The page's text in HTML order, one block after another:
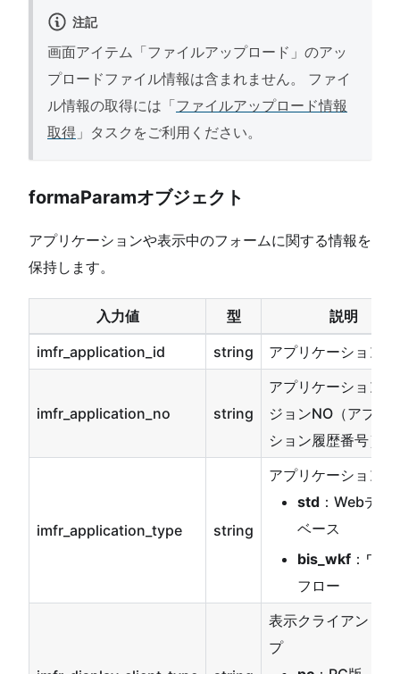
注記
画面アイテム「ファイルアップロード」のアッ
プロードファイル情報は含まれません。 ファイ
ル情報の取得には「ファイルアップロード情報
取得 」タスクをご利用ください。
formaParamオブジェクト
アプリケーションや表示中のフォームに関する情報を
保持します。
入力値 型
説明
imfr_application_id
string アプリケーションID
imfr_application_no string
アプリケーション
ジョンNO（アプリ
ション履歴番号）
imfr_application_type string
アプリケーション
std ：Webデー
ベース
bis_wkf ：ワー
フロー
表示クライアント
プ